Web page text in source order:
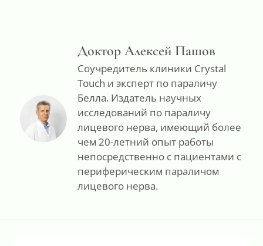
Доктор Алексей Пашов
Соучредитель клиники Crystal
Touch и эксперт по параличу
Белла. Издатель научных
исследований по параличу
лицевого нерва, имеющий более
чем 20-летний опыт работы
непосредственно с пациентами с
периферическим параличом
лицевого нерва.